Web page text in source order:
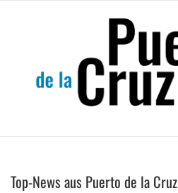
Top-News aus Puerto de la Cruz